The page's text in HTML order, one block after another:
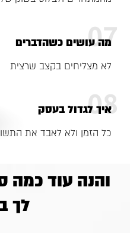
07
מה עושים כשהדברים
לא מצליחים בקצב שרצית
08
איך לגדול בעסק
כל הזמן ולא לאבד את
והנה עוד כמה
לך